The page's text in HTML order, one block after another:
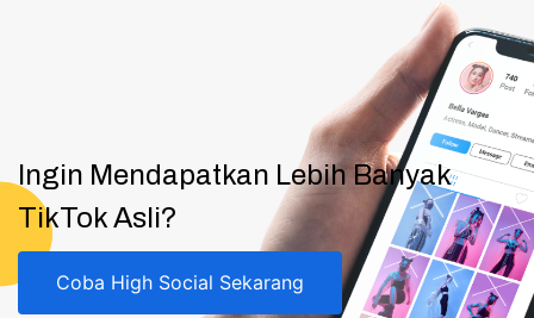
Ingin Mendapatkan Lebih Banyak
TikTok Asli?
Coba High Social Sekarang